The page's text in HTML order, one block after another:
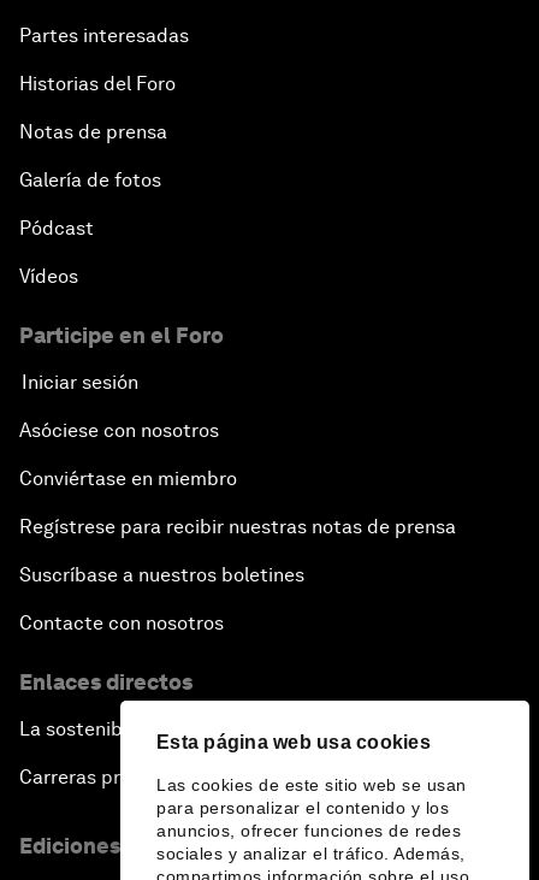
Esta página web usa cookies
Las cookies de este sitio web se usan
para personalizar el contenido y los
anuncios, ofrecer funciones de redes
sociales y analizar el tráfico. Además,
Partes interesadas
Historias del Foro
Notas de prensa
Galería de fotos
Pódcast
Vídeos
Participe en el Foro
Iniciar sesión
Asóciese con nosotros
Conviértase en miembro
Regístrese para recibir nuestras notas de prensa
Suscríbase a nuestros boletines
Contacte con nosotros
Enlaces directos
La sostenibilidad en el Foro
Carreras profesionales
Ediciones en otros idiomas